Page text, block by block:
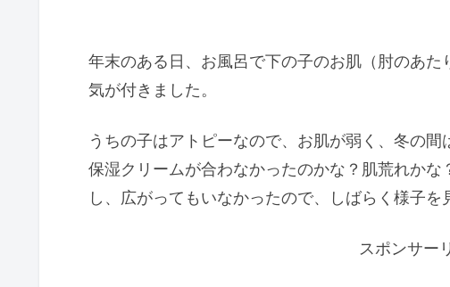
年末のある日、お風呂で下の子のお肌（肘のあ
気が付きました。
うちの子はアトピーなので、お肌が弱く、冬の間
保湿クリームが合わなかったのかな？肌荒れか
し、広がってもいなかったので、しばらく様子を
スポンサー